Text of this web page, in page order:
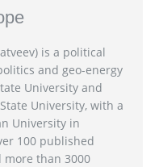
is a political
and geo-energy
University and
University, with a
University in
100 published
more than 3000